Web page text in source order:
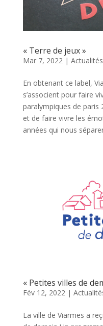
« Terre de jeux »
Mar 7, 2022| Actualités
En obtenant ce label,
s’associent pour faire
paralympiques de paris
et de faire vivre les
années qui nous
« Petites villes de
Fév 12, 2022|
La ville de Viarmes a